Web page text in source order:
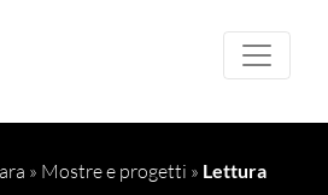
» Mostre e progetti » Lettura